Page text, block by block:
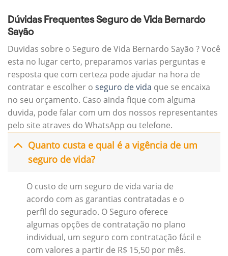
Dúvidas Frequentes Seguro de Vida Bernardo
Sayão
Duvidas sobre o Seguro de Vida Bernardo Sayão ? Você
esta no lugar certo, preparamos varias perguntas e
resposta que com certeza pode ajudar na hora de
contratar e escolher o seguro de vida que se encaixa
no seu orçamento. Caso ainda fique com alguma
duvida, pode falar com um dos nossos representantes
pelo site atraves do WhatsApp ou telefone.
Quanto custa e qual é a vigência de um
seguro de vida?
O custo de um seguro de vida varia de
acordo com as garantias contratadas e o
perfil do segurado. O Seguro oferece
algumas opções de contratação no plano
individual, um seguro com contratação fácil e
com valores a partir de R$ 15,50 por mês.